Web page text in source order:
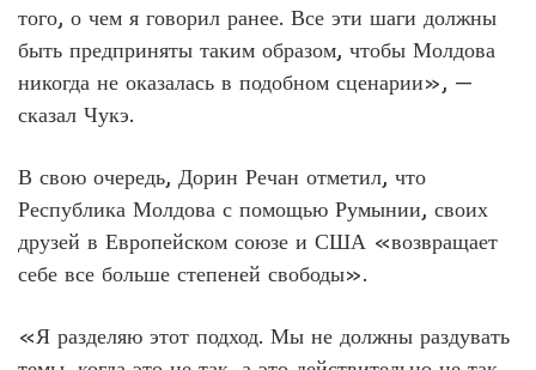
того, о чем я говорил ранее. Все эти шаги должны
быть предприняты таким образом, чтобы Молдова
никогда не оказалась в подобном сценарии», —
сказал Чукэ.
В свою очередь, Дорин Речан отметил, что
Республика Молдова с помощью Румынии, своих
друзей в Европейском союзе и США «возвращает
себе все больше степеней свободы».
«Я разделяю этот подход. Мы не должны раздувать